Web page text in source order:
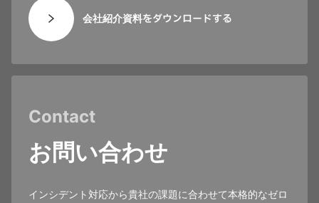
会社紹介資料をダウンロードする
Contact
お問い合わせ
インシデント対応から貴社の課題に合わせて本格的なゼロ